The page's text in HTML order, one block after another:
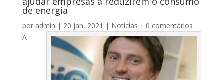
de energia
por admin | 20 jan, 2021 | Notícias | 0 comentários
A